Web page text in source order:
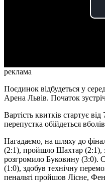
реклама
Поєдинок відбудеться у
Арена Львів. Початок
Вартість квитків стартує
перепустка обійдеться
Нагадаємо, на шляху до
(2:1), пройшло Шахтар (2:1),
розгромило Буковину (3:0).
(1:0), здобув технічну
пенальті пройшов Лісне,